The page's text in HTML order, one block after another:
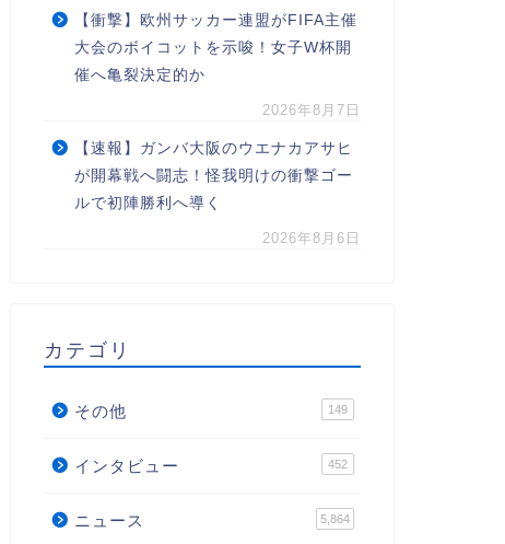
【衝撃】欧州サッカー連盟がFIFA主催
大会のボイコットを示唆！女子W杯開
催へ亀裂決定的か
2026年8月7日
【速報】ガンバ大阪のウエナカアサヒ
が開幕戦へ闘志！怪我明けの衝撃ゴー
ルで初陣勝利へ導く
2026年8月6日
カテゴリ
その他 149
インタビュー 452
ニュース 5,864